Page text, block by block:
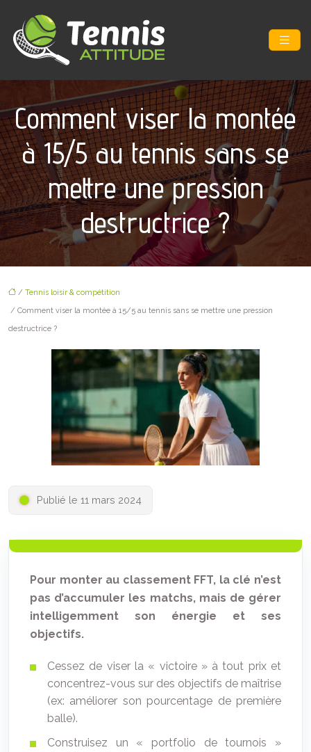
Comment viser la montée
à 15/5 au tennis sans se
mettre une pression
destructrice ?
/ Tennis loisir & compétition
/ Comment viser la montée à 15/5 au tennis sans se mettre une pression
destructrice ?
Publié le 11 mars 2024
Pour monter au classement FFT, la clé n’est
pas d’accumuler les matchs, mais de gérer
intelligemment son énergie et ses
objectifs.
Cessez de viser la « victoire » à tout prix et
concentrez-vous sur des objectifs de maîtrise
(ex: améliorer son pourcentage de première
balle).
Construisez un « portfolio de tournois »